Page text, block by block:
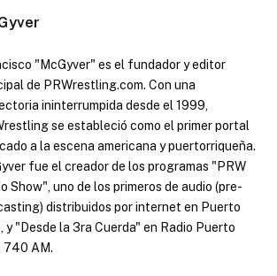
"McGyver" es el fundador y editor
de PRWrestling.com. Con una
ininterrumpida desde el 1999,
se estableció como el primer portal
a la escena americana y puertorriqueña.
fue el creador de los programas "PRW
Show", uno de los primeros de audio (pre-
distribuidos por internet en Puerto
y "Desde la 3ra Cuerda" en Radio Puerto
740 AM.